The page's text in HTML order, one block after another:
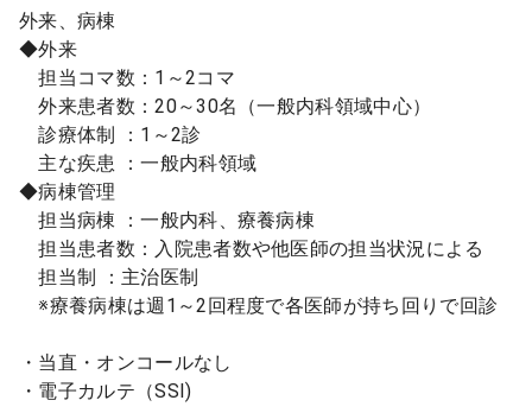
外来、病棟
◆外来
担当コマ数：1～2コマ
外来患者数：20～30名（一般内科領域中心）
診療体制 ：1～2診
主な疾患 ：一般内科領域
◆病棟管理
担当病棟 ：一般内科、療養病棟
担当患者数：入院患者数や他医師の担当状況による
担当制 ：主治医制
※療養病棟は週1～2回程度で各医師が持ち回りで回診
・当直・オンコールなし
・電子カルテ（SSI)